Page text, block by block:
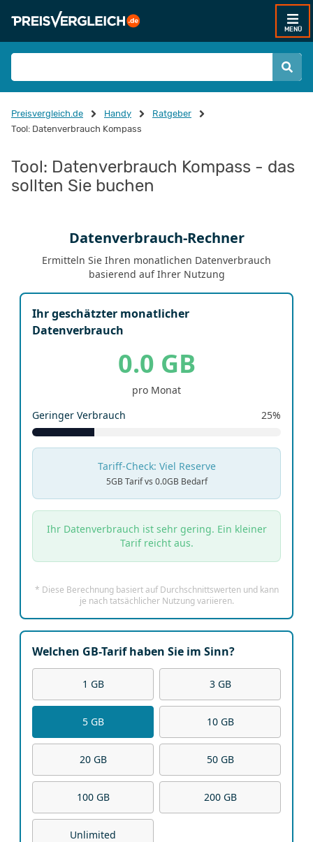
MENÜ
Preisvergleich.de Handy
Ratgeber
Tool: Datenverbrauch Kompass
Tool: Datenverbrauch Kompass - das
sollten Sie buchen